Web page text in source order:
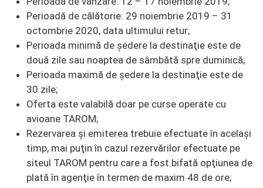
Perioadă de călătorie: 29 noiembrie 2019 – 31
octombrie 2020, data ultimului retur;
Perioada minimă de şedere la destinaţie este de
două zile sau noaptea de sâmbătă spre duminică;
Perioada maximă de şedere la destinaţie este de
30 zile;
Oferta este valabilă doar pe curse operate cu
avioane TAROM;
Rezervarea şi emiterea trebuie efectuate în acelaşi
timp, mai puţin în cazul rezervărilor efectuate pe
siteul TAROM pentru care a fost bifată opţiunea de
plată în agenţie în termen de maxim 48 de ore;